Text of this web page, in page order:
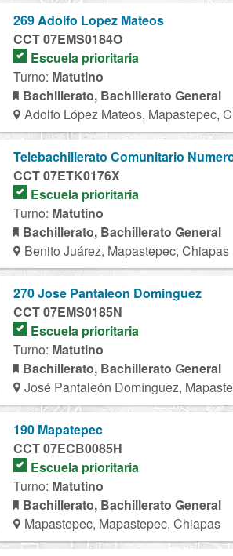
269 Adolfo Lopez Mateos
CCT 07EMS0184O
Escuela prioritaria
Turno: Matutino
Bachillerato, Bachillerato General
Adolfo López Mateos, Mapastepec,
Telebachillerato Comunitario
CCT 07ETK0176X
Escuela prioritaria
Turno: Matutino
Bachillerato, Bachillerato General
Benito Juárez, Mapastepec, Chiapas
270 Jose Pantaleon Dominguez
CCT 07EMS0185N
Escuela prioritaria
Turno: Matutino
Bachillerato, Bachillerato General
José Pantaleón Domínguez,
190 Mapatepec
CCT 07ECB0085H
Escuela prioritaria
Turno: Matutino
Bachillerato, Bachillerato General
Mapastepec, Mapastepec, Chiapas